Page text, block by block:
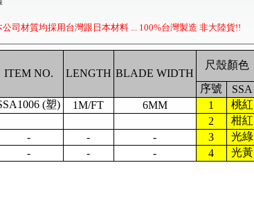
公司材質均採用台灣跟日本材料... 100%台灣製造 非大陸貨!!
ITEM NO. LENGTH BLADE WIDTH
尺殼顏色
序號
SSA
(塑)
1M/FT 6MM 1
桃紅
2
柑紅
-
- - 3
光綠
-
- - 4 光黃